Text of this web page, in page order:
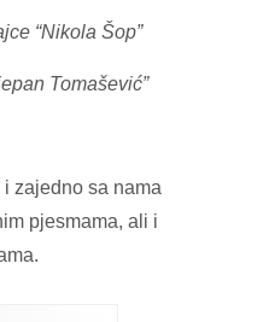
“Nikola Šop”
Tomašević”
zajedno sa nama
pjesmama, ali i